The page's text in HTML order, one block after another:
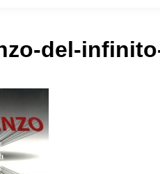
del-